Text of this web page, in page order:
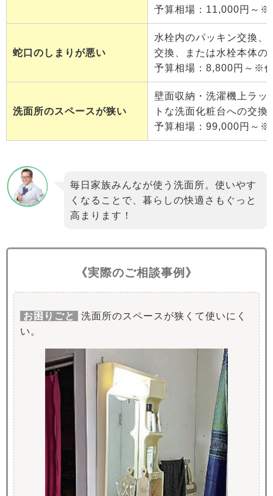
予算相場：11,000円～※
蛇口のしまりが悪い
水栓内のパッキン交換、
交換、または水栓本体の
予算相場：8,800円～※
洗面所のスペースが狭い
壁面収納・洗濯機上ラッ
トな洗面化粧台への交
予算相場：99,000円～※
毎日家族みんなが使う洗面所。使いやす
くなることで、暮らしの快適さもぐっと
高まります！
《実際のご相談事例》
お困りごと
洗面所のスペースが狭くて使いにく
い。